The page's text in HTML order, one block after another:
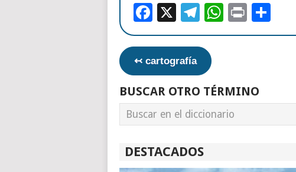
Facebook
X Telegram
Print
↢ cartografía
BUSCAR OTRO TÉRMINO
DESTACADOS